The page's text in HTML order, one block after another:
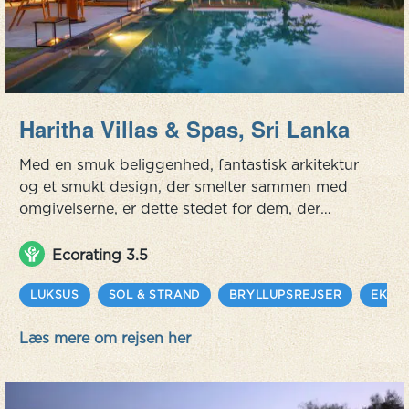
Haritha Villas & Spas, Sri Lanka
Med en smuk beliggenhed, fantastisk arkitektur
og et smukt design, der smelter sammen med
omgivelserne, er dette stedet for dem, der
ønsker at opleve luksus, når det er bedst. Kom
her for at slappe af, nyde fantastisk mad og
blive fortryllet af de smukke omgivelser.
Boutique-resortet ligger i den sydlige del af Sri
Lanka nær den charmerende og historiske
handelshavn i Galle og består af syv pri...
Ecorating 3.5
LUKSUS SOL & STRAND BRYLLUPSREJSER
Læs mere om rejsen her